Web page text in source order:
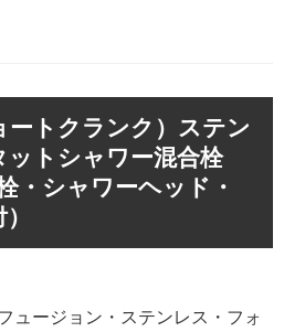
ートクランク）ステン
ットシャワー混合栓
・シャワーヘッド・
ュージョン・ステンレス・フォ